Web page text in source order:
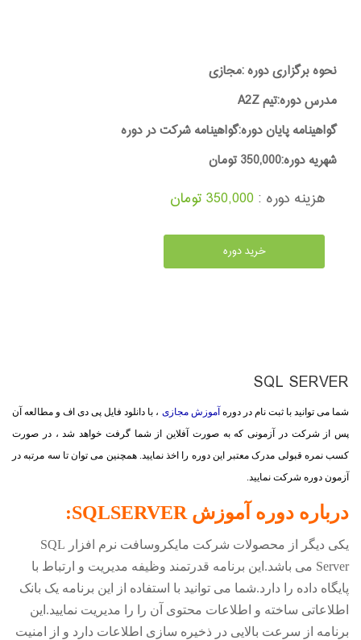
نحوه برگزاری دوره :مجازی
مدرس دوره:تیم A2Z
گواهینامه پایان دوره:گواهینامه شرکت در دوره
شهریه دوره:350,000 تومان
هزینه دوره : 350,000 تومان
خرید دوره
SQL SERVER
شما می توانید با ثبت نام در دوره آموزش مجازی ، با دانلود فایل پی دی اف و مطالعه آن
پس از شرکت در آزمونی که به صورت آفلاین از شما گرفت خواهد شد ، در صورت
کسب نمره قبولی مدرک معتبر این دوره را اخذ نمایید. همچنین می توان تا سه مرتبه در
آزمون دوره شرکت نمایید.
درباره دوره آموزش SQL SERVER:
یکی دیگر از محصولات شرکت مایکروسافت نرم افزار SQL
Server می باشد.این برنامه قدرتمند وظیفه مدیریت و ارتباط با
پایگاه داده را دارد.شما می توانید با استفاده از این برنامه یک بانک
اطلاعاتی ساخته و اطلاعات محتوی آن را را مدیریت نمایید.این
برنامه از سرعت بالایی در ذخیره سازی اطلاعات دارد و از امنیت